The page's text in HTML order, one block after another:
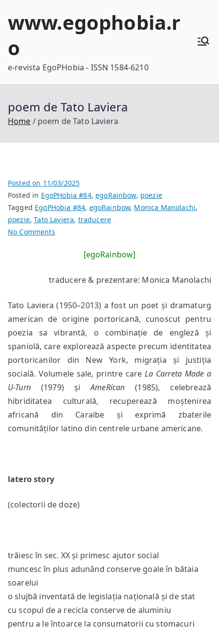
www.egophobia.r
o
e-revista EgoPHobia - ISSN 1584-6210
poem de Tato Laviera
Home poem de Tato Laviera
Posted on 11/03/2025
Posted in EgoPHobia #84,egoRainbow, poezie
Tagged EgoPHobia #84, egoRainbow, Monica Manolachi,
poezie,Tato Laviera, traducere
No Commentson
Laviera
[egoRainbow]
traducere & prezentare: Monica Manolachi
Tato Laviera (1950–2013) a fost un poet și dramaturg
american de origine portoricană, cunoscut pentru
poezia sa vibrantă, o combinație de engleză și
spaniolă, care explorează aspecte precum identitatea
portoricanilor din New York, migrația și justiția
socială. Volumele sale, printre careLa Carreta Made a
U-Turn(1979) șiAmeRícan (1985), celebrează
hibriditatea culturală, recuperează moștenirea
africană din Caraibe și exprimă zbaterile
comunităților latino din centrele urbane americane.
latero story
(colectorii de doze)
trăiesc în sec. XX și primesc ajutor social
muncesc în plus adunând conserve goale în bătaia
soarelui
o slujbă inventată de legislația națională și de stat
cu scopul de a recicla conserve de aluminiu
pentru a le întoarce la consumatorii cu stomacuri